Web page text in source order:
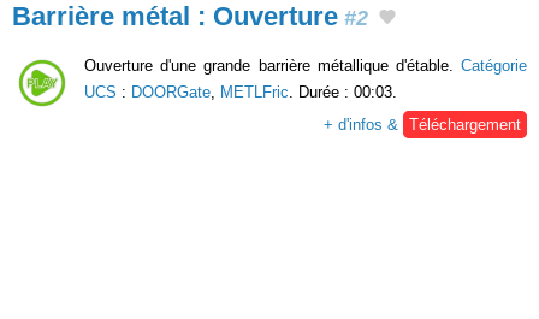
Barrière métal : Ouverture #2
Ouverture d'une grande barrière métallique d'étable. Catégorie
UCS : DOORGate METLFric . Durée : 00:03.
+ d'infos &
Téléchargement